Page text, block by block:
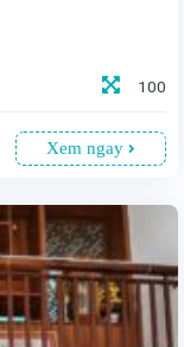
100
Xem ngay